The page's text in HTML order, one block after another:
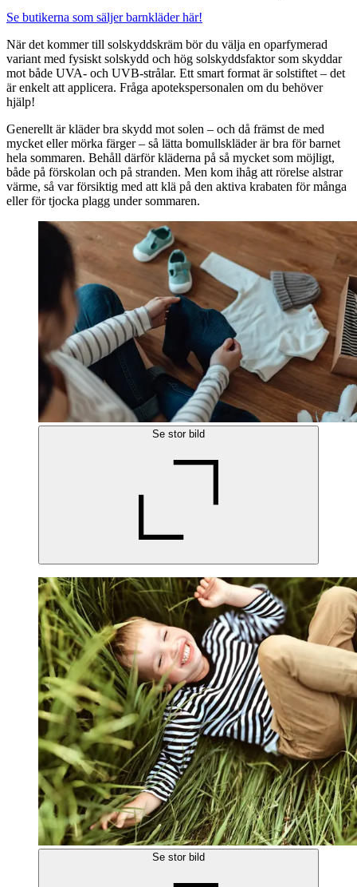
Se butikerna som säljer barnkläder här!
När det kommer till solskyddskräm bör du välja en oparfymerad
variant med fysiskt solskydd och hög solskyddsfaktor som skyddar
mot både UVA- och UVB-strålar. Ett smart format är solstiftet – det
är enkelt att applicera. Fråga apotekspersonalen om du behöver
hjälp!
Generellt är kläder bra skydd mot solen – och då främst de med
mycket eller mörka färger – så lätta bomullskläder är bra för barnet
hela sommaren. Behåll därför kläderna på så mycket som möjligt,
både på förskolan och på stranden. Men kom ihåg att rörelse alstrar
värme, så var försiktig med att klä på den aktiva krabaten för många
eller för tjocka plagg under sommaren.
Se stor bild
Se stor bild